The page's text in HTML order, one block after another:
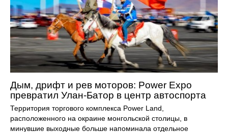
Дым, дрифт и рев моторов: Power Expo
превратил Улан-Батор в центр автоспорта
Территория торгового комплекса Power Land,
расположенного на окраине монгольской столицы, в
минувшие выходные больше напоминала отдельное